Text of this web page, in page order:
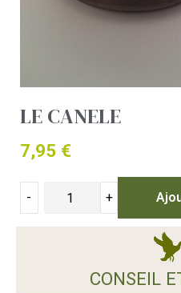
LE CANELE
7,95 €
- +
CONSEIL